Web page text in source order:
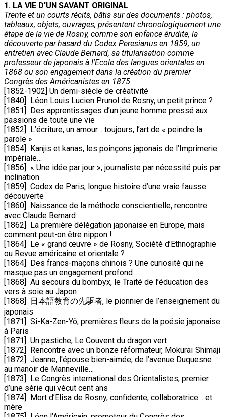
1. LA VIE D'UN SAVANT ORIGINAL
Trente et un courts récits, bâtis sur des documents : photos,
tableaux, objets, ouvrages, présentent chronologiquement une
étape de la vie de Rosny, comme son enfance érudite, la
découverte par hasard du Codex Peresianus en 1859, un
entretien avec Claude Bernard, sa titularisation comme
professeur de japonais à l'Ecole des langues orientales en
1868 ou son engagement dans la création du premier
Congrès des Américanistes en 1875.
[1852-1902] Un demi-siècle de créativité
[1840] Léon Louis Lucien Prunol de Rosny, un petit prince ?
[1851] Des apprentissages d’un jeune homme pressé aux
passions de toute une vie
[1852] L’écriture, un amour… toujours, l’art de « peindre la
parole »
[1854] Kanjis et kanas, les poinçons japonais de l’Imprimerie
impériale…
[1856] « Une idée par jour », journaliste par nécessité puis par
inclination
[1859] Codex de Paris, longue histoire d’une vraie fausse
découverte
[1860] Naissance de la méthode conscientielle, rencontre
avec Claude Bernard
[1862] La première délégation japonaise en Europe, mais
comment peut-on être nippon !
[1864] Le « grand œuvre » de Rosny, Société d’Ethnographie
ou Revue américaine et orientale ?
[1864] Des francs-maçons chinois ? Une curiosité qui ne
masque pas un engagement profond
[1868] Au secours du bombyx, le Traité de l’éducation des
vers à soie au Japon
[1868] 日本語教育の先駆者, le pionnier de l’enseignement du
japonais
[1871] Si-Ka-Zen-Yô, premières fleurs de la poésie japonaise
à Paris
[1871] Un pastiche, Le Couvent du dragon vert
[1872] Rencontre avec un bonze réformateur, Mokuraï Shimaji
[1872] Jeanne, l'épouse bien-aimée, de l’avenue Duquesne
au manoir de Manneville…
[1873] Le Congrès international des Orientalistes, premier
d’une série qui vécut cent ans
[1874] Mort d’Elisa de Rosny, confidente, collaboratrice… et
mère